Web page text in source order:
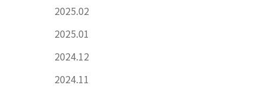
2025.02
2025.01
2024.12
2024.11